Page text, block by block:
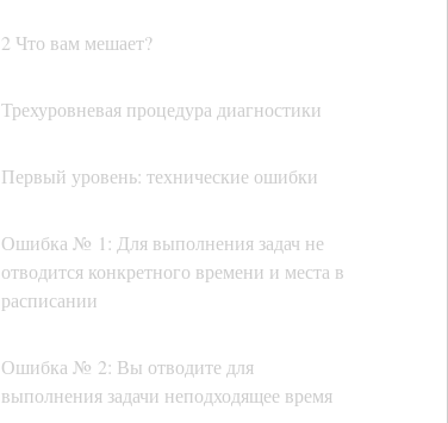
2 Что вам мешает?
Трехуровневая процедура диагностики
Первый уровень: технические ошибки
Ошибка № 1: Для выполнения задач не
отводится конкретного времени и места в
расписании
Ошибка № 2: Вы отводите для
выполнения задачи неподходящее время